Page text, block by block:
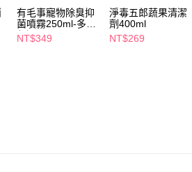
#terms3
事先徵得法定代理人或監護人之同意方可使用
，若未經同意申辦者引起之損失，本公司不負相關責
享後付」時，將依據個別帳號之用戶狀況，依本公司
含以上)免運費
有毛事寵物除臭抑
菌噴霧250ml-多款
任選
NT$349
淨毒五郎蔬果清潔
劑400ml
NT$269